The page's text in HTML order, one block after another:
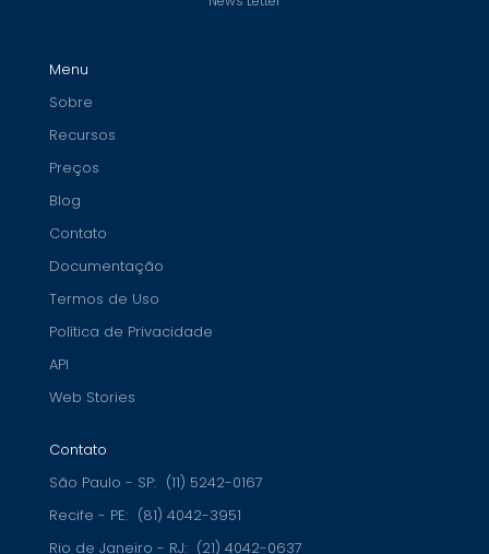
Menu
Sobre
Recursos
Preços
Blog
Contato
Documentação
Termos de Uso
Política de Privacidade
API
Web Stories
Contato
São Paulo - SP: (11) 5242-0167
Recife - PE: (81) 4042-3951
Rio de Janeiro - RJ: (21) 4042-0637